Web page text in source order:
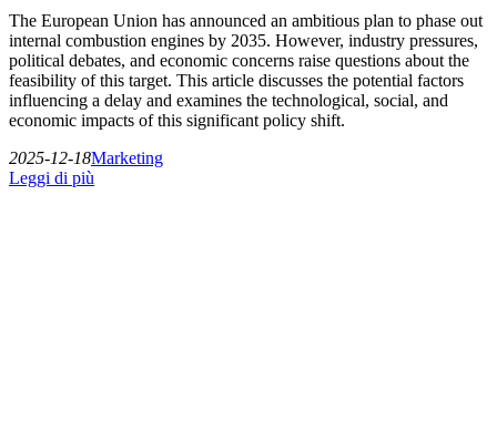
The European Union has announced an ambitious plan to phase out
internal combustion engines by 2035. However, industry pressures,
political debates, and economic concerns raise questions about the
feasibility of this target. This article discusses the potential factors
influencing a delay and examines the technological, social, and
economic impacts of this significant policy shift.
2025-12-18Marketing
Leggi di più